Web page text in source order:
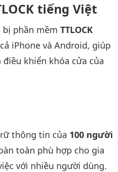
tiếng Việt
bị phần mềm TTLOCK
iPhone và Android, giúp
khiển khóa cửa của
thông tin của 100 người
toàn phù hợp cho gia
với nhiều người dùng.